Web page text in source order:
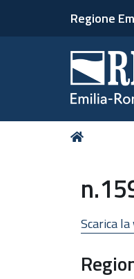
Regione
Tu
Scarica